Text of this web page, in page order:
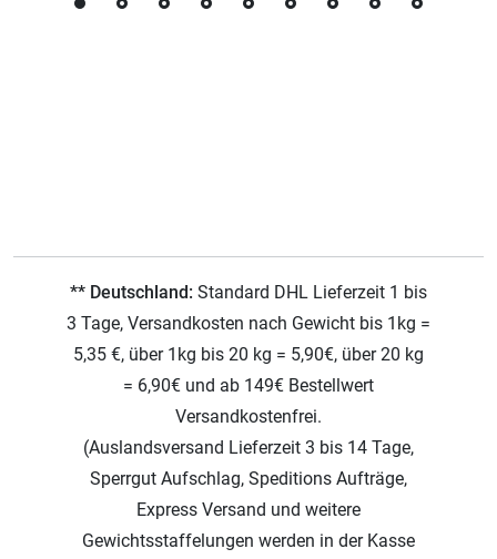
** Deutschland: Standard DHL Lieferzeit 1 bis
3 Tage, Versandkosten nach Gewicht bis 1kg =
5,35 €, über 1kg bis 20 kg = 5,90€, über 20 kg
= 6,90€ und ab 149€ Bestellwert
Versandkostenfrei.
(Auslandsversand Lieferzeit 3 bis 14 Tage,
Sperrgut Aufschlag, Speditions Aufträge,
Express Versand und weitere
Gewichtsstaffelungen werden in der Kasse